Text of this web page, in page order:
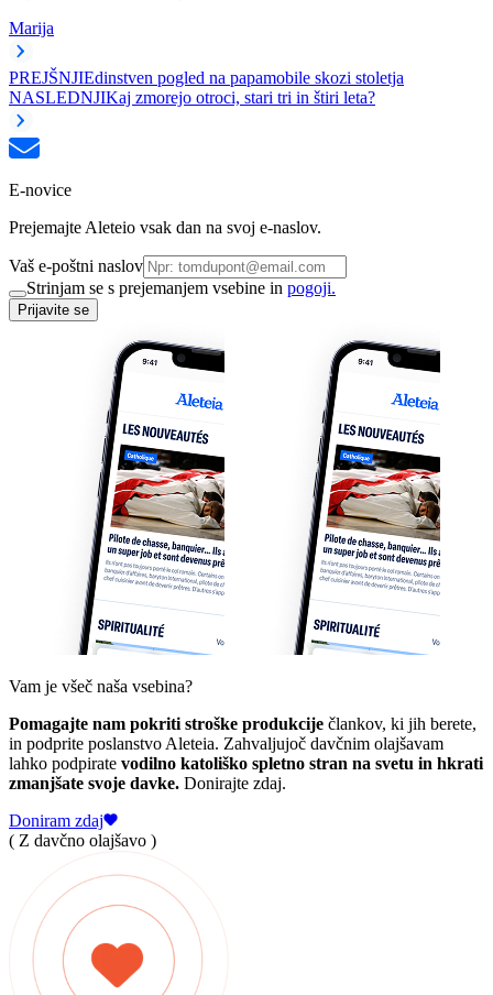
Marija
PREJŠNJIEdinstven pogled na papamobile skozi stoletja
NASLEDNJIKaj zmorejo otroci, stari tri in štiri leta?
E-novice
Prejemajte Aleteio vsak dan na svoj e-naslov.
Vaš e-poštni naslov
Strinjam se s prejemanjem vsebine in pogoji.
Prijavite se
Vam je všeč naša vsebina?
Pomagajte nam pokriti stroške produkcije člankov, ki jih berete,
in podprite poslanstvo Aleteia. Zahvaljujoč davčnim olajšavam
lahko podpirate vodilno katoliško spletno stran na svetu in hkrati
zmanjšate svoje davke. Donirajte zdaj.
Doniram zdaj
( Z davčno olajšavo )